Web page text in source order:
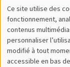
Georgios
AMSE
The matching